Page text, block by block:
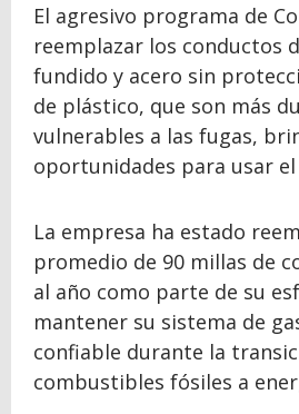
El agresivo programa de
reemplazar los conductos
fundido y acero sin
de plástico, que son más
vulnerables a las fugas,
oportunidades para usar el
La empresa ha estado
promedio de 90 millas de
al año como parte de su
mantener su sistema de
confiable durante la
combustibles fósiles a